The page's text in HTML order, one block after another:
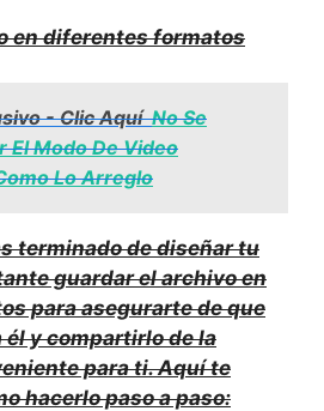
en diferentes formatos
- Clic Aquí No Se
El Modo De Video
Lo Arreglo
terminado de diseñar tu
guardar el archivo en
para asegurarte de que
él y compartirlo de la
para ti. Aquí te
hacerlo paso a paso: